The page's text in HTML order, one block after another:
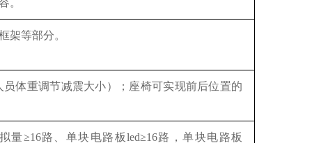
。
架等部分。
体重调节减震大小）；座椅可实现前后位置的
≥16路、单块电路板led≥16路，单块电路板